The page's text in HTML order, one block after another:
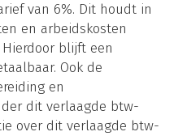
van 6%. Dit houdt in
en arbeidskosten
blijft een
Ook de
en
dit verlaagde btw-
over dit verlaagde btw-